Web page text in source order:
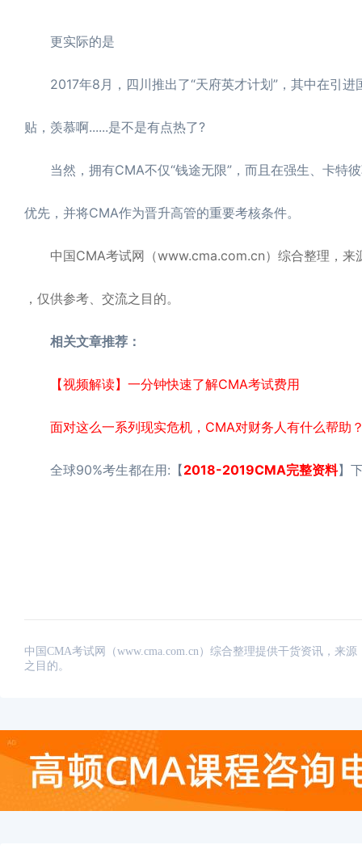
更实际的是
2017年8月，四川推出了“天府英才计划”，其中在引进
贴，羡慕啊......是不是有点热了?
当然，拥有CMA不仅“钱途无限”，而且在强生、卡特
优先，并将CMA作为晋升高管的重要考核条件。
中国CMA考试网（www.cma.com.cn）综合整理，来
，仅供参考、交流之目的。
相关文章推荐：
【视频解读】一分钟快速了解CMA考试费用
面对这么一系列现实危机，CMA对财务人有什么帮助
全球90%考生都在用:【2018-2019CMA完整资料】
中国CMA考试网（www.cma.com.cn）综合整理提供干货资讯，来
之目的。